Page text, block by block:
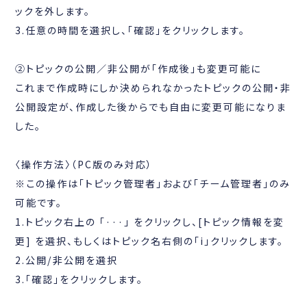
ックを外します。
3.任意の時間を選択し、「確認」をクリックします。
②トピックの公開／非公開が「作成後」も変更可能に
これまで作成時にしか決められなかったトピックの公開・非
公開設定が、作成した後からでも自由に変更可能になりま
した。
〈操作方法〉（PC版のみ対応）
※この操作は「トピック管理者」および「チーム管理者」のみ
可能です。
1.トピック右上の 「···」 をクリックし、[トピック情報を変
更] を選択、もしくはトピック名右側の「i」クリックします。
2.公開/非公開を選択
3.「確認」をクリックします。